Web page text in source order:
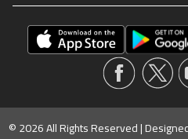
© 2026 All Rights Reserved |